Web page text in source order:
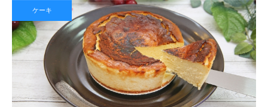
ケーキ